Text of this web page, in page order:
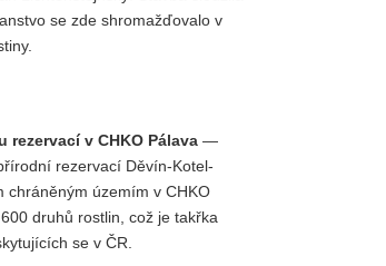
se zde shromažďovalo v
v CHKO Pálava —
rezervací Děvín-Kotel-
chráněným územím v CHKO
druhů rostlin, což je takřka
se v ČR.